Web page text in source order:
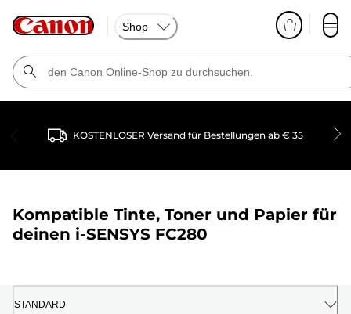
Shop
KOSTENLOSER Versand für Bestellungen ab € 35
Kompatible Tinte, Toner und Papier für
deinen i-SENSYS FC280
STANDARD